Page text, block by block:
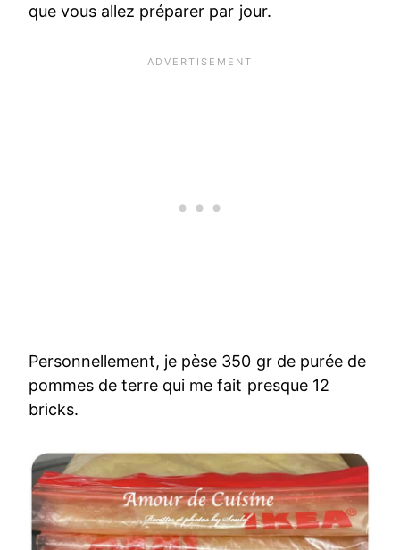
que vous allez préparer par jour.
Personnellement, je pèse 350 gr de purée de
pommes de terre qui me fait presque 12
bricks.